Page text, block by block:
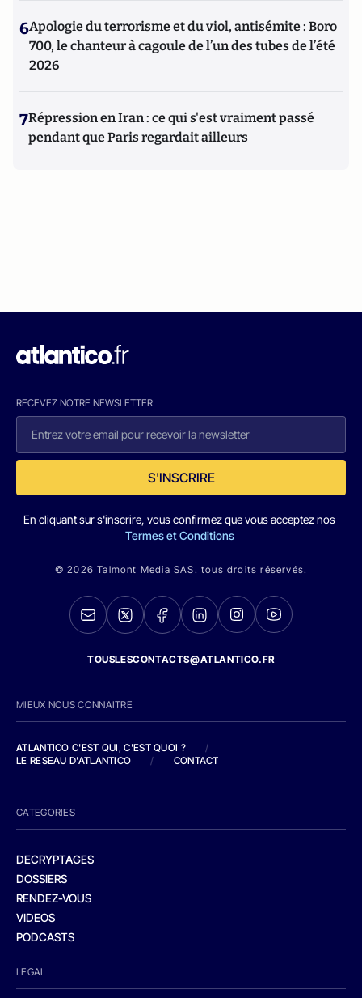
6Apologie du terrorisme et du viol, antisémite : Boro
700, le chanteur à cagoule de l’un des tubes de l’été
2026
7Répression en Iran : ce qui s'est vraiment passé
pendant que Paris regardait ailleurs
RECEVEZ NOTRE NEWSLETTER
S'INSCRIRE
En cliquant sur s'inscrire, vous confirmez que vous acceptez nos
Termes et Conditions
© 2026 Talmont Media SAS. tous droits réservés.
TOUSLESCONTACTS@ATLANTICO.FR
MIEUX NOUS CONNAITRE
ATLANTICO C'EST QUI, C'EST QUOI ?
/
LE RESEAU D'ATLANTICO
/ CONTACT
CATEGORIES
DECRYPTAGES
DOSSIERS
RENDEZ-VOUS
VIDEOS
PODCASTS
LEGAL